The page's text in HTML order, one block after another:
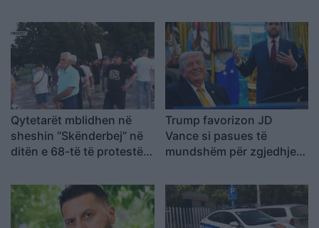
Qytetarët mblidhen në
sheshin “Skënderbej” në
ditën e 68-të të protestës
largimin e tij
Trump favorizon JD
Vance si pasues të
mundshëm për zgjedhjet
2028, sipas “The
Washington Post